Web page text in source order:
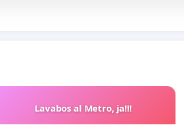
Lavabos al Metro, ja!!!